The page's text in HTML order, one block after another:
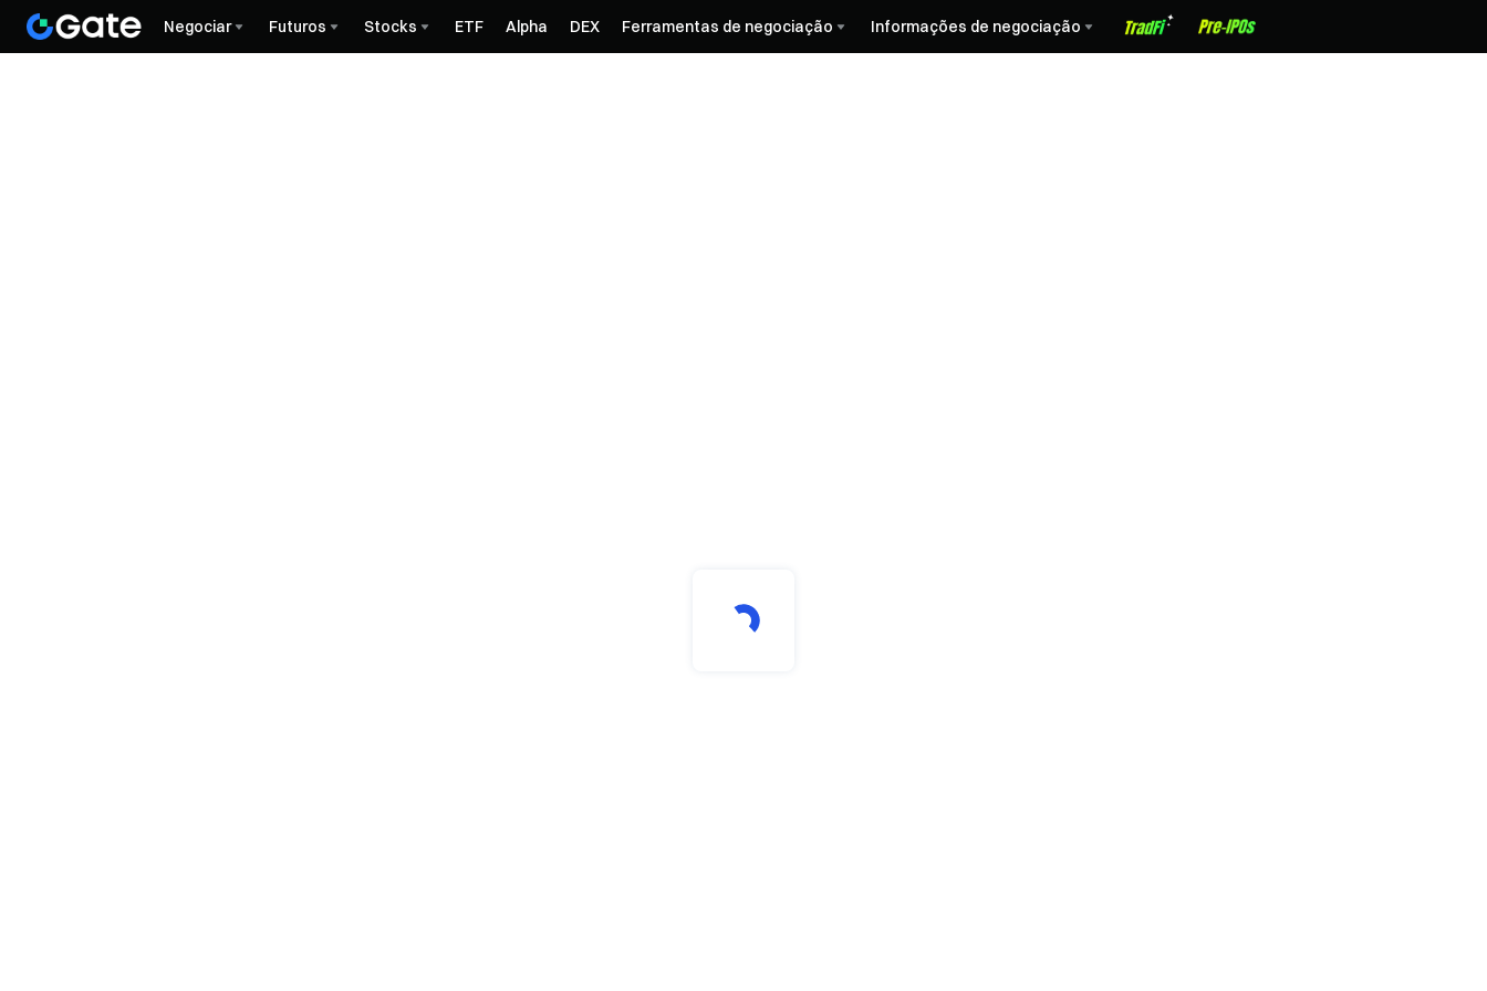
Negociar Futuros Stocks ETF Alpha DEX Ferramentas de negociação Informações de negociação